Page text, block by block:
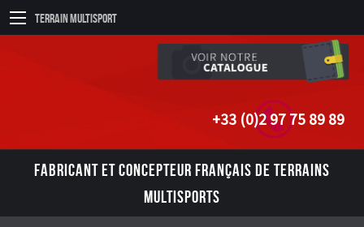
Terrain Multisport
+33 (0)2 97 75 89 89
FABRICANT ET CONCEPTEUR FRANÇAIS DE TERRAINS
MULTISPORTS